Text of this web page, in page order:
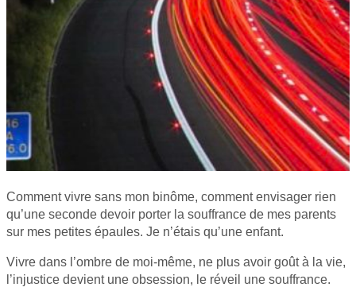
Comment vivre sans mon binôme, comment envisager rien
qu’une seconde devoir porter la souffrance de mes parents
sur mes petites épaules. Je n’étais qu’une enfant.
Vivre dans l’ombre de moi-même, ne plus avoir goût à la vie,
l’injustice devient une obsession, le réveil une souffrance.